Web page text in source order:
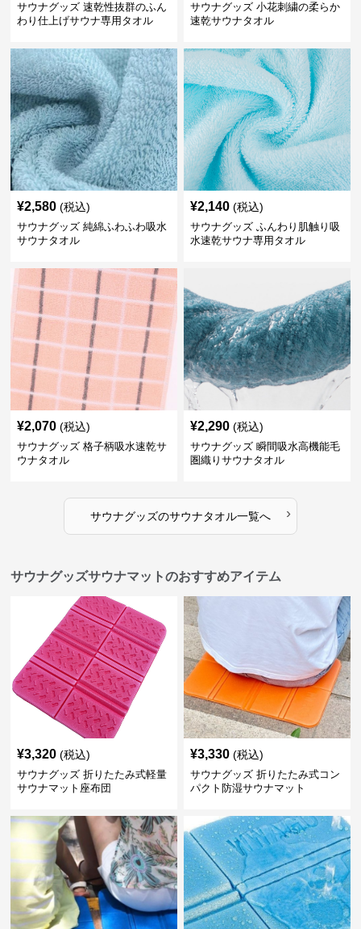
サウナグッズ 速乾性抜群のふん
わり仕上げサウナ専用タオル
サウナグッズ 小花刺繍の柔らか
速乾サウナタオル
¥2,580 (税込)
サウナグッズ 純綿ふわふわ吸水
サウナタオル
¥2,140 (税込)
サウナグッズ ふんわり肌触り吸
水速乾サウナ専用タオル
¥2,070 (税込)
サウナグッズ 格子柄吸水速乾サ
ウナタオル
¥2,290 (税込)
サウナグッズ 瞬間吸水高機能毛
圏織りサウナタオル
サウナグッズのサウナタオル一覧へ ›
サウナグッズサウナマットのおすすめアイテム
¥3,320 (税込)
サウナグッズ 折りたたみ式軽量
サウナマット座布団
¥3,330 (税込)
サウナグッズ 折りたたみ式コン
パクト防湿サウナマット